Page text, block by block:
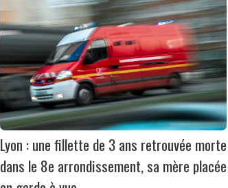
Lyon : une fillette de 3 ans retrouvée morte
dans le 8e arrondissement, sa mère placée